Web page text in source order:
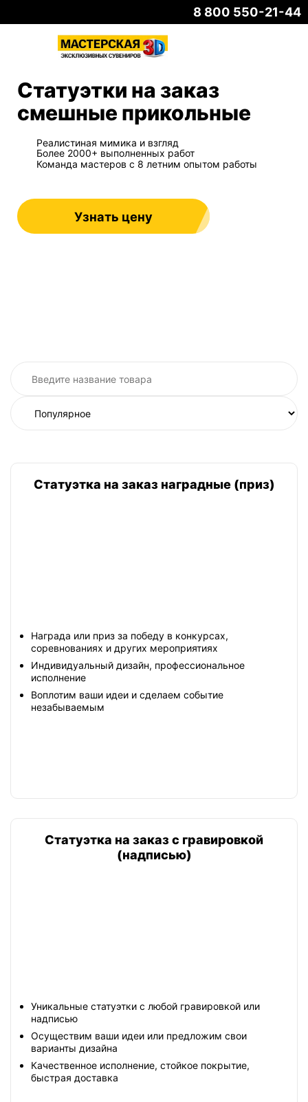
8 800 550-21-44
Статуэтки на заказ
смешные прикольные
Реалистиная мимика и взгляд
Более 2000+ выполненных работ
Команда мастеров с 8 летним опытом работы
Узнать цену
Статуэтка на заказ наградные (приз)
Награда или приз за победу в конкурсах,
соревнованиях и других мероприятиях
Индивидуальный дизайн, профессиональное
исполнение
Воплотим ваши идеи и сделаем событие
незабываемым
Статуэтка на заказ с гравировкой
(надписью)
Уникальные статуэтки с любой гравировкой или
надписью
Осуществим ваши идеи или предложим свои
варианты дизайна
Качественное исполнение, стойкое покрытие,
быстрая доставка